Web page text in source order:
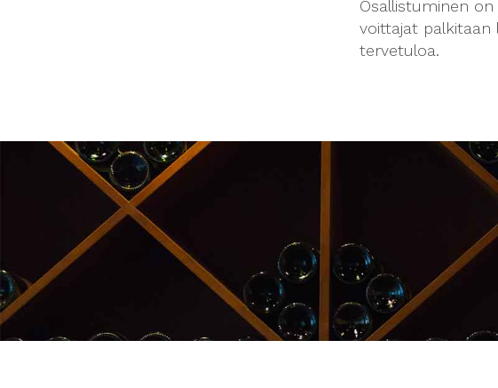
Osallistuminen
voittajat palkitaan
tervetuloa.